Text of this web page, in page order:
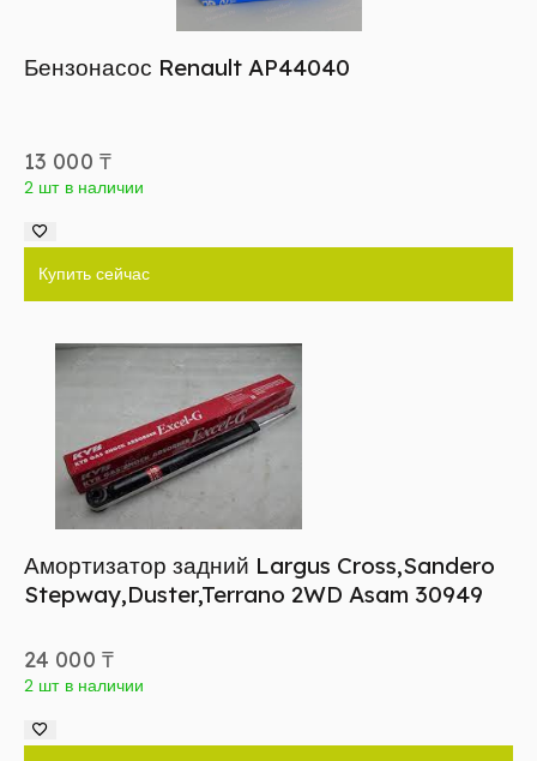
Бензонасос Renault AP44040
13 000 ₸
2 шт в наличии
Купить сейчас
Амортизатор задний Largus Cross,Sandero
Stepway,Duster,Terrano 2WD Asam 30949
24 000 ₸
2 шт в наличии